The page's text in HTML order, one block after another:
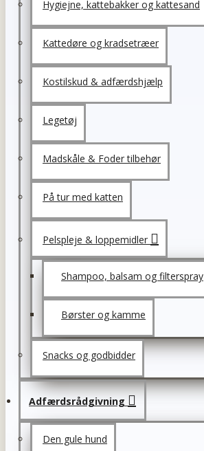
Hygiejne, kattebakker og kattesand
Kattedøre og kradsetræer
Kostilskud & adfærdshjælp
Legetøj
Madskåle & Foder tilbehør
På tur med katten
Pelspleje & loppemidler
Shampoo, balsam og filterspray
Børster og kamme
Snacks og godbidder
Adfærdsrådgivning
Den gule hund